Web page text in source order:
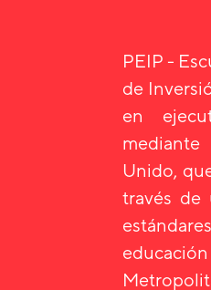
PEIP -
de
en
Unido,
través de